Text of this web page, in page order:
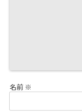
名前 ※